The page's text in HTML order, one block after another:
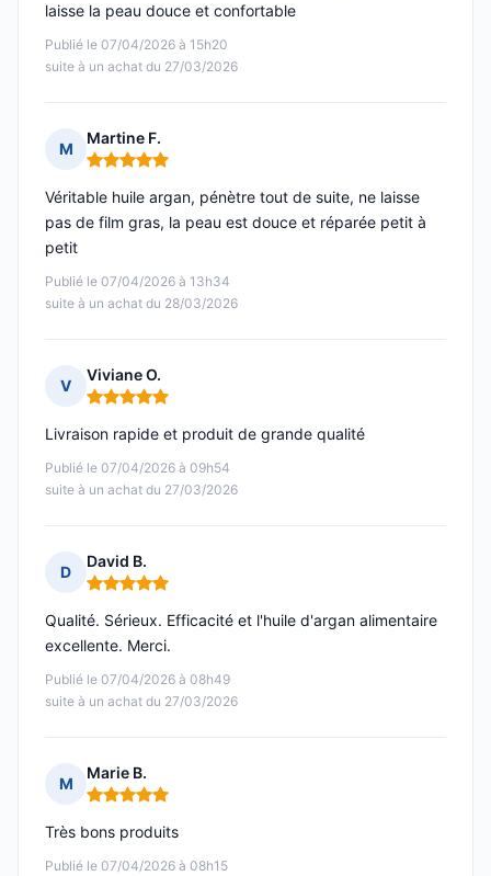
Publié le 07/04/2026 à 15h20
suite à un achat du 27/03/2026
laisse la peau douce et confortable
M
Martine F.
Note : 5 sur 5
Publié le 07/04/2026 à 13h34
suite à un achat du 28/03/2026
Véritable huile argan, pénètre tout de suite, ne laisse
pas de film gras, la peau est douce et réparée petit à
petit
V
Viviane O.
Note : 5 sur 5
Publié le 07/04/2026 à 09h54
suite à un achat du 27/03/2026
Livraison rapide et produit de grande qualité
D
David B.
Note : 5 sur 5
Publié le 07/04/2026 à 08h49
suite à un achat du 27/03/2026
Qualité. Sérieux. Efficacité et l'huile d'argan alimentaire
excellente. Merci.
M
Marie B.
Note : 5 sur 5
Publié le 07/04/2026 à 08h15
Très bons produits